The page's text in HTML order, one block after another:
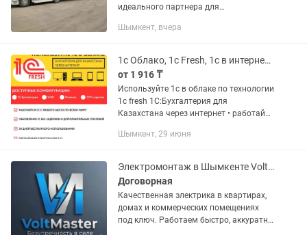
идеального партнера для
надежный путь к успешной доставке!
Шымкент, вчера
1с Облако, 1c Fresh, 1с в интернете с любой точки мира
от 1 916 ₸
Используйте 1с в облаке по технологии
1с fresh 1С:Бухгалтерия для
Казахстана через интернет • работайте
обновление 1С без задержек и
Шымкент, 29 июня
Электромонтаж в Шымкенте VoltMaster услуги электрика
Договорная
Качественная электрика в квартирах,
домах и коммерческих помещениях
под ключ. Работаем быстро, аккуратно